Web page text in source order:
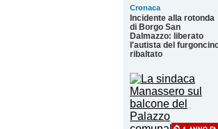
Cronaca
Incidente alla rotonda
di Borgo San
Dalmazzo: liberato
l'autista del
ribaltato